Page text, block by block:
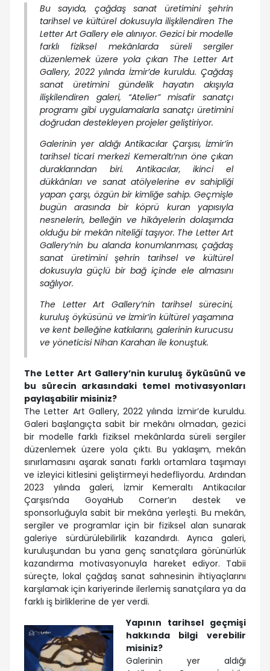
Bu sayıda, çağdaş sanat üretimini şehrin
tarihsel ve kültürel dokusuyla ilişkilendiren The
Letter Art Gallery ele alınıyor. Gezici bir modelle
farklı fiziksel mekânlarda süreli sergiler
düzenlemek üzere yola çıkan The Letter Art
Gallery, 2022 yılında İzmir’de kuruldu. Çağdaş
sanat üretimini gündelik hayatın akışıyla
ilişkilendiren galeri, “Atelier” misafir sanatçı
programı gibi uygulamalarla sanatçı üretimini
doğrudan destekleyen projeler geliştiriyor.
Galerinin yer aldığı Antikacılar Çarşısı, İzmir’in
tarihsel ticari merkezi Kemeraltı’nın öne çıkan
duraklarından biri. Antikacılar, ikinci el
dükkânları ve sanat atölyelerine ev sahipliği
yapan çarşı, özgün bir kimliğe sahip. Geçmişle
bugün arasında bir köprü kuran yapısıyla
nesnelerin, belleğin ve hikâyelerin dolaşımda
olduğu bir mekân niteliği taşıyor. The Letter Art
Gallery’nin bu alanda konumlanması, çağdaş
sanat üretimini şehrin tarihsel ve kültürel
dokusuyla güçlü bir bağ içinde ele almasını
sağlıyor.
The Letter Art Gallery’nin tarihsel sürecini,
kuruluş öyküsünü ve İzmir’in kültürel yaşamına
ve kent belleğine katkılarını, galerinin kurucusu
ve yöneticisi Nihan Karahan ile konuştuk.
The Letter Art Gallery’nin kuruluş öyküsünü ve
bu sürecin arkasındaki temel motivasyonları
paylaşabilir misiniz?
The Letter Art Gallery, 2022 yılında İzmir’de kuruldu.
Galeri başlangıçta sabit bir mekânı olmadan, gezici
bir modelle farklı fiziksel mekânlarda süreli sergiler
düzenlemek üzere yola çıktı. Bu yaklaşım, mekân
sınırlamasını aşarak sanatı farklı ortamlara taşımayı
ve izleyici kitlesini geliştirmeyi hedefliyordu. Ardından
2023 yılında galeri, İzmir Kemeraltı Antikacılar
Çarşısı’nda GoyaHub Corner’ın destek ve
sponsorluğuyla sabit bir mekâna yerleşti. Bu mekân,
sergiler ve programlar için bir fiziksel alan sunarak
galeriye sürdürülebilirlik kazandırdı. Ayrıca galeri,
kuruluşundan bu yana genç sanatçılara görünürlük
kazandırma motivasyonuyla hareket ediyor. Tabii
süreçte, lokal çağdaş sanat sahnesinin ihtiyaçlarını
karşılamak için kariyerinde ilerlemiş sanatçılara ya da
farklı iş birliklerine de yer verdi.
Yapının tarihsel geçmişi
hakkında bilgi verebilir
misiniz?
Galerinin yer aldığı